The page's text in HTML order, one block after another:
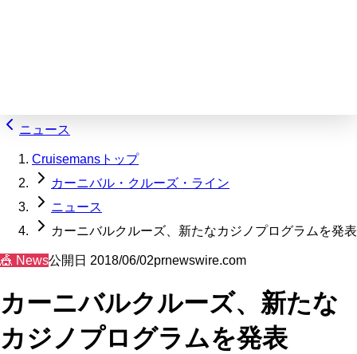
ニュース
Cruisemansトップ
カーニバル・クルーズ・ライン
ニュース
カーニバルクルーズ、新たなカジノプログラムを発表
🎪 News公開日 2018/06/02prnewswire.com
カーニバルクルーズ、新たな
カジノプログラムを発表